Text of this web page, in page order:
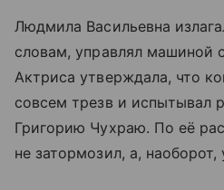
Людмила Васильевна
словам, управлял машиной
Актриса утверждала, что
совсем трезв и испытывал
Григорию Чухраю. По её
не затормозил, а, наоборот,